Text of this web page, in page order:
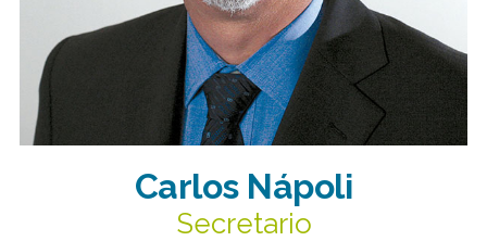
Carlos Nápoli
Secretario